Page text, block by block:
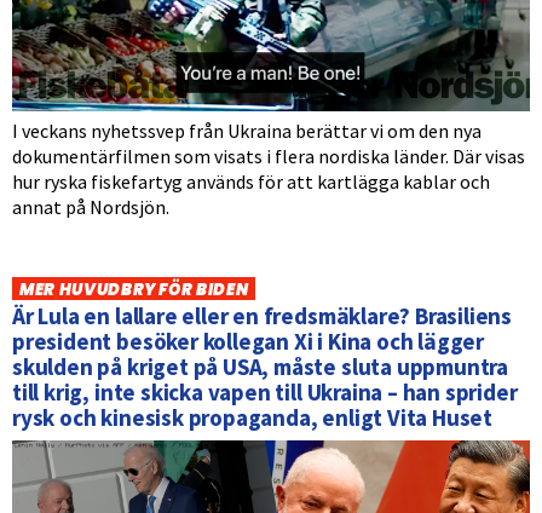
I veckans nyhetssvep från Ukraina berättar vi om den nya
dokumentärfilmen som visats i flera nordiska länder. Där visas
hur ryska fiskefartyg används för att kartlägga kablar och
annat på Nordsjön.
MER HUVUDBRY FÖR BIDEN
Är Lula en lallare eller en fredsmäklare? Brasiliens
president besöker kollegan Xi i Kina och lägger
skulden på kriget på USA, måste sluta uppmuntra
till krig, inte skicka vapen till Ukraina – han sprider
rysk och kinesisk propaganda, enligt Vita Huset